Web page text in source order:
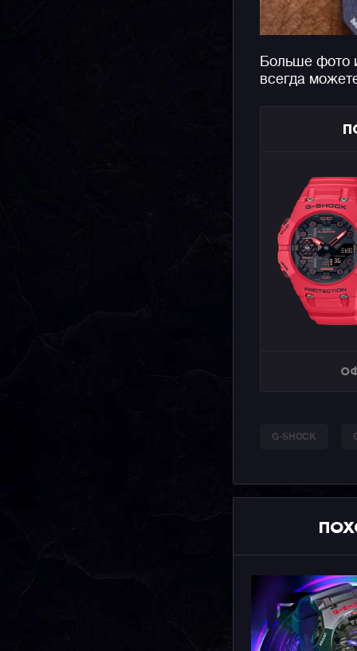
Больше фото
всегда
G-SHOCK